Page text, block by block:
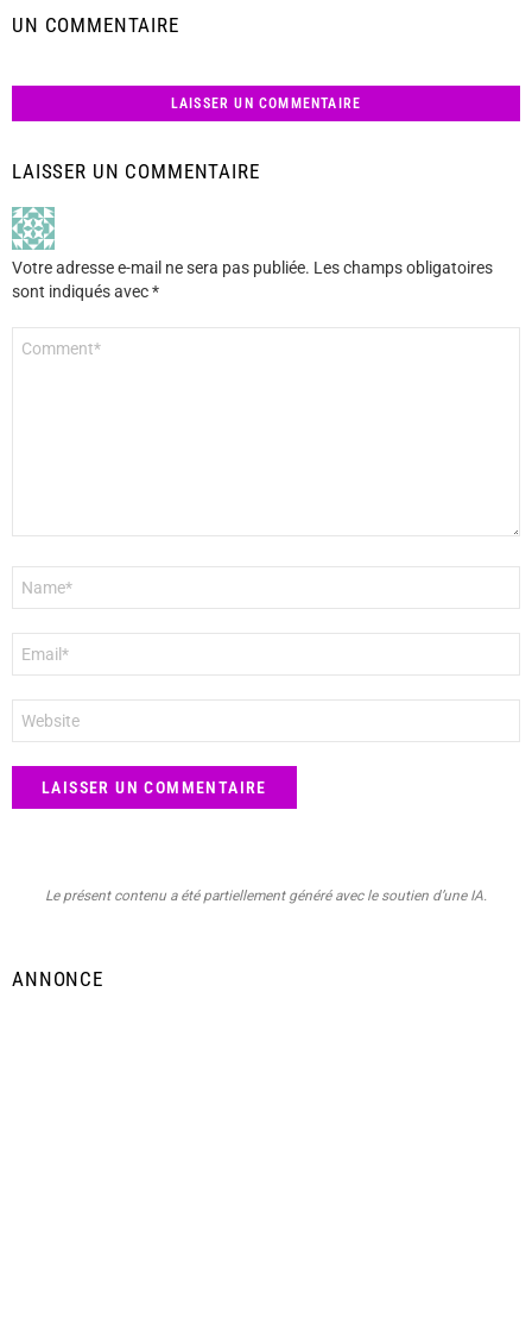
UN COMMENTAIRE
LAISSER UN COMMENTAIRE
LAISSER UN COMMENTAIRE
Votre adresse e-mail ne sera pas publiée. Les champs obligatoires
sont indiqués avec*
mail
*
web
Le présent contenu a été partiellement généré avec le soutien d’une IA.
ANNONCE